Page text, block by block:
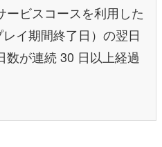
ービスコースを利用した
イ期間終了日）の翌日
数が連続 30 日以上経過